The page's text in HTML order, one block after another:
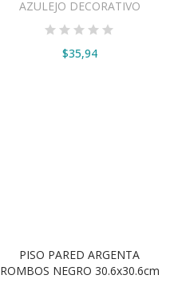
AZULEJO DECORATIVO
$35,94
AÑADIR AL CARRITO
PISO PARED ARGENTA
ROMBOS NEGRO 30.6x30.6cm